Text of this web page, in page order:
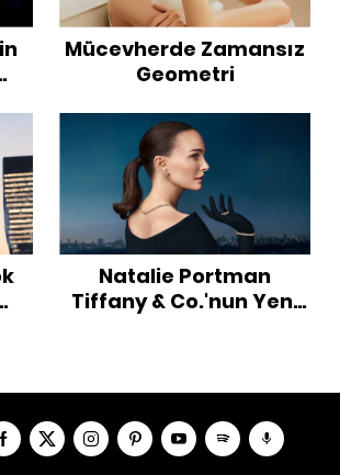
Mücevherde Zamansız
Geometri
Natalie Portman
Tiffany & Co.'nun Yeni